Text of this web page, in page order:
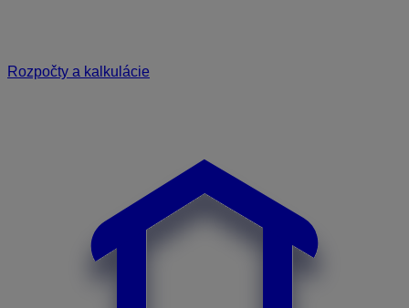
Rozpočty a kalkulácie